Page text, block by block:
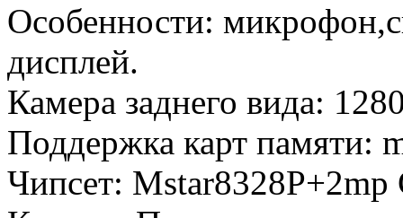
Особенности:
дисплей.
Камера заднего вида:
Поддержка карт памяти:
Чипсет: